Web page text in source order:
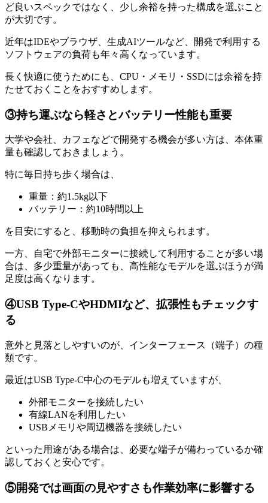
ど良いスペックではなく、少し余裕を持った構成を選ぶこと
が大切です。
近年はIDEやブラウザ、生成AIツールなど、開発で利用する
ソフトウェアの負荷も年々高くなっています。
長く快適に使うためにも、CPU・メモリ・SSDには余裕を持
たせておくことをおすすめします。
③持ち運ぶなら軽さとバッテリー性能も重要
大学や会社、カフェなどで開発する機会が多い方は、本体重
量も確認しておきましょう。
特に毎日持ち歩く場合は、
重量：約1.5kg以下
バッテリー：約10時間以上
を目安にすると、移動時の負担を抑えられます。
一方、自宅で外部モニターに接続して利用することが多い場
合は、多少重量があっても、高性能なモデルを選ぶほうが満
足度は高くなります。
④USB Type-CやHDMIなど、拡張性もチェックす
る
意外と見落としやすいのが、インターフェース（端子）の種
類です。
最近はUSB Type-C中心のモデルも増えていますが、
外部モニターを接続したい
有線LANを利用したい
USBメモリや周辺機器を接続したい
といった用途がある場合は、必要な端子が備わっているか確
認しておくと安心です。
⑤開発では画面の見やすさも作業効率に影響する